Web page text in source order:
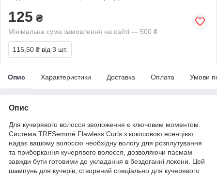
125 ₴
Мінімальна сума замовлення на сайті — 500 ₴
115,50 ₴ від 3 шт.
Опис Характеристики Доставка Оплата Умови
Опис
Для кучерявого волосся зволоження є ключовим моментом.
Система TRESemmé Flawless Curls з кокосовою есенцією
надає вашому волоссю необхідну вологу для розплутування
та приборкання кучерявого волосся, дозволяючи пасмам
завжди бути готовими до укладання в бездоганні локони. Цей
шампунь для кучерів, створений спеціально для кучерявого